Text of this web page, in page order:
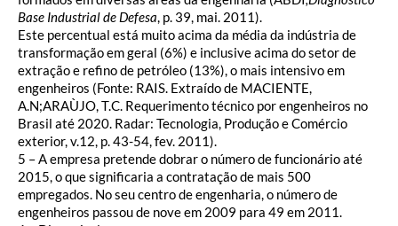
Base Industrial de Defesa, p. 39, mai. 2011).
Este percentual está muito acima da média da indústria de
transformação em geral (6%) e inclusive acima do setor de
extração e refino de petróleo (13%), o mais intensivo em
engenheiros (Fonte: RAIS. Extraído de MACIENTE,
A.N;ARAÙJO, T.C. Requerimento técnico por engenheiros no
Brasil até 2020. Radar: Tecnologia, Produção e Comércio
exterior, v.12, p. 43-54, fev. 2011).
5 – A empresa pretende dobrar o número de funcionário até
2015, o que significaria a contratação de mais 500
empregados. No seu centro de engenharia, o número de
engenheiros passou de nove em 2009 para 49 em 2011.